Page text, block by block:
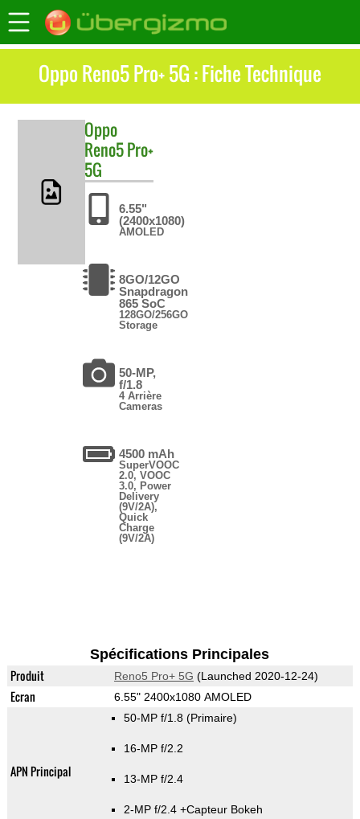
Oppo Reno5 Pro+ 5G : Fiche Technique
Oppo
Reno5 Pro+
5G
6.55"
(2400x1080)
AMOLED
8GO/12GO
Snapdragon
865 SoC
128GO/256GO
Storage
50-MP,
f/1.8
4 Arrière
Cameras
4500 mAh
SuperVOOC
2.0, VOOC
3.0, Power
Delivery
(9V/2A),
Quick
Charge
(9V/2A)
Spécifications Principales
Produit Reno5 Pro+ 5G (Launched 2020-12-24)
Ecran 6.55" 2400x1080 AMOLED
APN Principal
50-MP f/1.8 (Primaire)
16-MP f/2.2
13-MP f/2.4
2-MP f/2.4 +Capteur Bokeh